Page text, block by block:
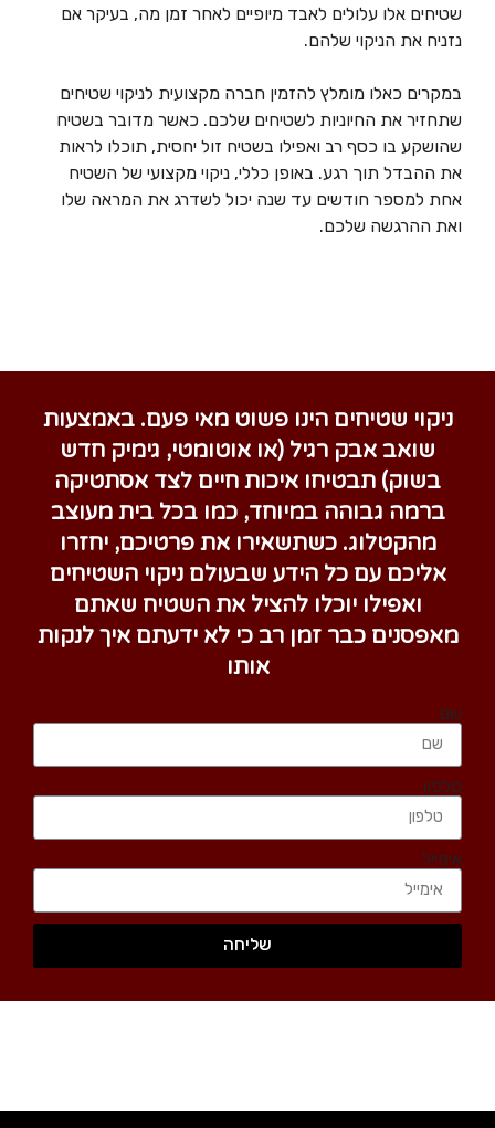
שטיחים אלו עלולים לאבד מיופיים לאחר זמן מה, בעיקר אם
נזניח את הניקוי שלהם.
במקרים כאלו מומלץ להזמין חברה מקצועית לניקוי שטיחים
שתחזיר את החיוניות לשטיחים שלכם. כאשר מדובר בשטיח
שהושקע בו כסף רב ואפילו בשטיח זול יחסית, תוכלו לראות
את ההבדל תוך רגע. באופן כללי, ניקוי מקצועי של השטיח
אחת למספר חודשים עד שנה יכול לשדרג את המראה שלו
ואת ההרגשה שלכם.
ניקוי שטיחים הינו פשוט מאי פעם. באמצעות
שואב אבק רגיל (או אוטומטי, גימיק חדש
בשוק) תבטיחו איכות חיים לצד אסתטיקה
ברמה גבוהה במיוחד, כמו בכל בית מעוצב
מהקטלוג. כשתשאירו את פרטיכם, יחזרו
אליכם עם כל הידע שבעולם ניקוי השטיחים
ואפילו יוכלו להציל את השטיח שאתם
מאפסנים כבר זמן רב כי לא ידעתם איך לנקות
אותו
שם
טלפון
אימייל
שליחה